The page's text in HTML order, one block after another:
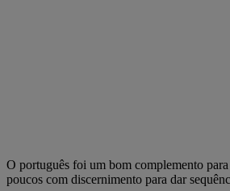
O português foi um bom complemento para
poucos com discernimento para dar